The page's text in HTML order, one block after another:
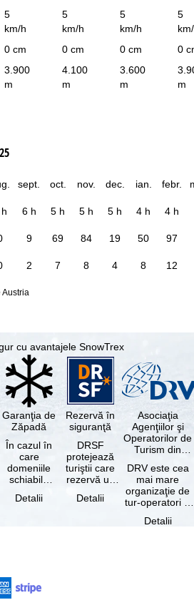
5
km/h
5
km/h
5
km/h
5
0 cm 0 cm 0 cm 0
3.900
m
4.100
m
3.600
m
m
sept. oct. nov. dec. ian. febr.
6 h 5 h 5 h 5 h 4 h 4 h
9 69 84 19 50 97
2 7 8 4 8 12
cu avantajele SnowTrex
Garanţia de
Zăpadă
În cazul în
care
domeniile
schiabile
skipass-ul
Detalii
Rezervă în
siguranţă
DRSF
protejează
turiştii care
rezervă un
sau servicii
Detalii
Asociaţia
Agenţiilor şi
Operatorilor de
Turism din
DRV este cea
mai mare
organizaţie de
tur-operatori şi
turism din
Detalii